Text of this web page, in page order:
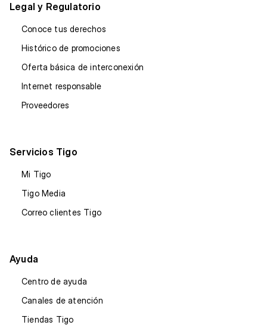
Legal y Regulatorio
Conoce tus derechos
Histórico de promociones
Oferta básica de interconexión
Internet responsable
Proveedores
Servicios Tigo
Mi Tigo
Tigo Media
Correo clientes Tigo
Ayuda
Centro de ayuda
Canales de atención
Tiendas Tigo